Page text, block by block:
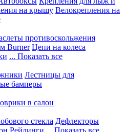
на крышу Велокрепления на
противоскольжения
Burner Цепи на колеса
... Показать все
Лестницы для
бамперы
в салон
стекла Дефлекторы
Рейлинги ... Показать все